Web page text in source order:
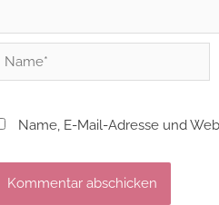
Name*
Name, E-Mail-Adresse und